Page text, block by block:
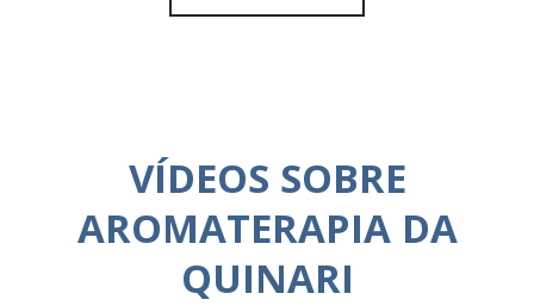
VÍDEOS SOBRE
AROMATERAPIA DA
QUINARI